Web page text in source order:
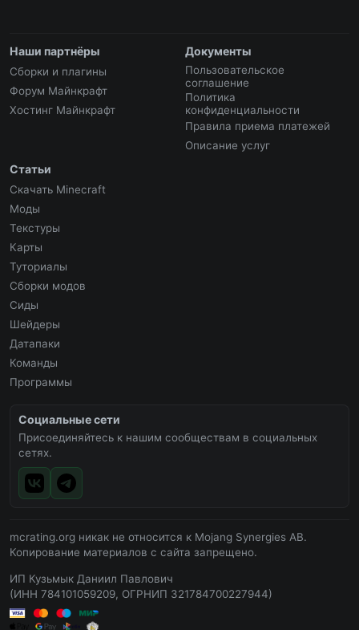
Наши партнёры
Сборки и плагины
Форум Майнкрафт
Хостинг Майнкрафт
Документы
Пользовательское
соглашение
Политика
конфиденциальности
Правила приема платежей
Описание услуг
Статьи
Скачать Minecraft
Моды
Текстуры
Карты
Туториалы
Сборки модов
Сиды
Шейдеры
Датапаки
Команды
Программы
Социальные сети
Присоединяйтесь к нашим сообществам в социальных
сетях.
mcrating.org никак не относится к Mojang Synergies AB.
Копирование материалов с сайта запрещено.
ИП Кузьмык Даниил Павлович
(ИНН 784101059209, ОГРНИП 321784700227944)